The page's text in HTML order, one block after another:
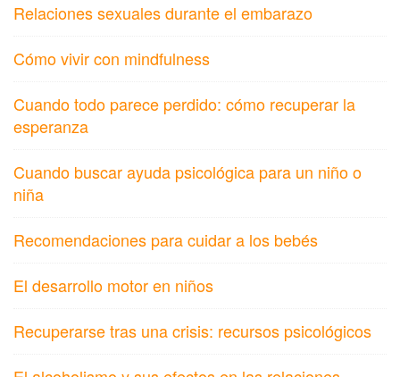
Relaciones sexuales durante el embarazo
Cómo vivir con mindfulness
Cuando todo parece perdido: cómo recuperar la
esperanza
Cuando buscar ayuda psicológica para un niño o
niña
Recomendaciones para cuidar a los bebés
El desarrollo motor en niños
Recuperarse tras una crisis: recursos psicológicos